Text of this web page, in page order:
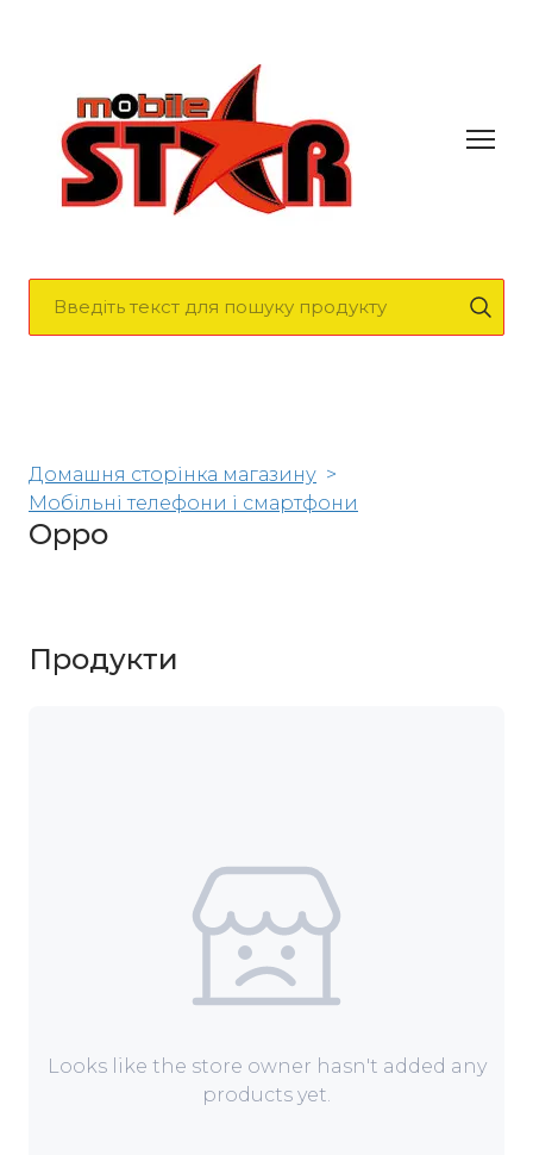
Домашня сторінка магазину
Мобільні телефони і смартфони
Oppo
Продукти
Looks like the store owner hasn't added any
products yet.